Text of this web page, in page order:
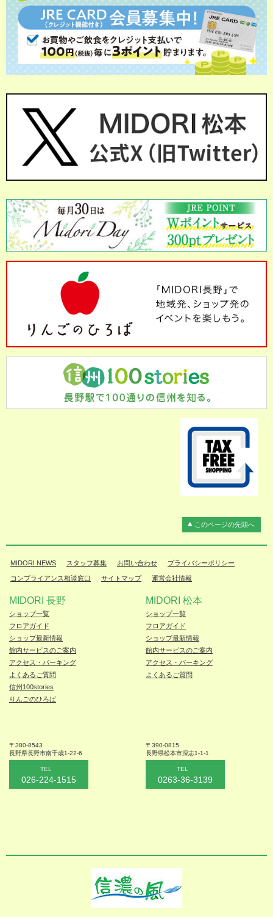
このページの先頭へ
MIDORI NEWS スタッフ募集 お問い合わせ プライバシーポリシー
コンプライアンス相談窓口 サイトマップ 運営会社情報
MIDORI 長野
ショップ一覧
フロアガイド
ショップ最新情報
館内サービスのご案内
アクセス・パーキング
よくあるご質問
信州100stories
りんごのひろば
〒380-8543
長野県長野市南千歳1-22-6
TEL
026-224-1515
MIDORI 松本
ショップ一覧
フロアガイド
ショップ最新情報
館内サービスのご案内
アクセス・パーキング
よくあるご質問
〒390-0815
長野県松本市深志1-1-1
TEL
0263-36-3139